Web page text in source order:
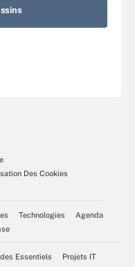
Des Cookies
Technologies
Agenda
Essentiels Projets IT